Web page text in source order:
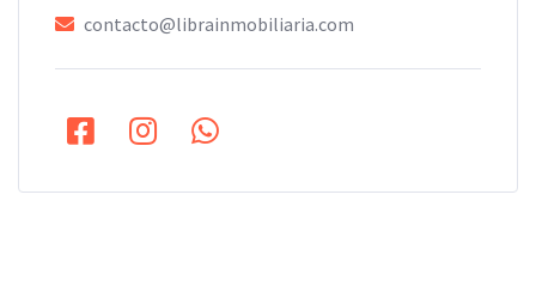
contacto@librainmobiliaria.com